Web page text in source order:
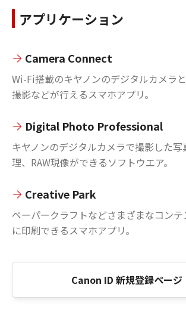
アプリケーション
Camera Connect
Wi-Fi搭載のキヤノンのデジタルカメラ
撮影などが行えるスマホアプリ。
Digital Photo Professional
キヤノンのデジタルカメラで撮影した
理、RAW現像ができるソフトウエア。
Creative Park
ペーパークラフトなどさまざまなコン
に印刷できるスマホアプリ。
Canon ID 新規登録ページ